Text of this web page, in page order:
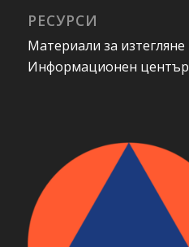
РЕСУРСИ
Материали за изтегляне
Информационен център